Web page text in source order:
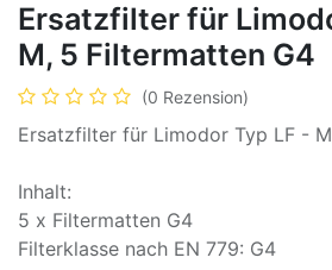
Ersatzfilter für
M, 5 Filtermatten G4
(0 Rezension)
Ersatzfilter für Limodor Typ LF -
Inhalt:
5 x Filtermatten G4
Filterklasse nach EN 779: G4